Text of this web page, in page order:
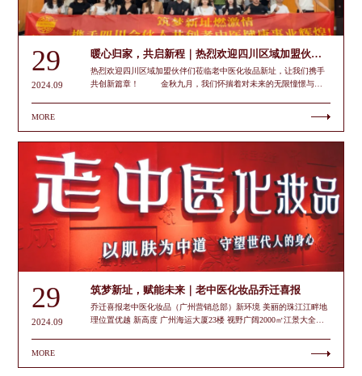
29
2024.09
暖心归家，共启新程｜热烈欢迎四川区域加盟伙伴们
热烈欢迎四川区域加盟伙伴们莅临老中医化妆品新址，让我们携手
共创新篇章！ 金秋九月，我们怀揣着对未来的无限憧憬与热
旺之地。老中医化妆品自入驻四川以来，得到了广大消费者及加盟
伙伴的厚爱与支持，每一份信任与鼓励都是我们不断前行的动力源
泉。 此次邀请大家莅临广州品牌运营总部的新址，不仅是为
了让大家感受家的温暖与归属，更是为了表达我们对每一位合作伙
伴深深的感激之情。共启新程，携手并进 老中医化妆品新址的落
成，不仅是一次物理空间的迁移，更是品牌战略升级、市场拓展的
重要里程碑。新址不仅配备了现代化的办公设施与先进的管理系
统，更融入了更多老中医传统元素与对员工的人文关怀，旨在打造
一个高效、舒适、富有创造力的工作环境。 我们相信，老中
位加盟伙伴提供更加全面、专业的支持与服务。市场会议，智慧碰
撞 在参观之后，我们还特别安排了四川区域合伙人市场会议，这
是一个集思广益、共谋发展的平台。会议期间，我们分享最新的市
及招商经理，和大家共同探讨如何在激烈的市场竞争中保持领先地
位，实现互利共赢。 在未来，我们期待每一位加盟伙伴的积
极参与，共同为老中医化妆品在四川市场的发展贡献智慧与力量。
MORE
29
2024.09
筑梦新址，赋能未来｜老中医化妆品乔迁喜报
乔迁喜报老中医化妆品（广州营销总部）新环境 美丽的珠江江畔地
理位置优越 新高度 广州海运大厦23楼 视野广阔2000㎡江景大全
MORE